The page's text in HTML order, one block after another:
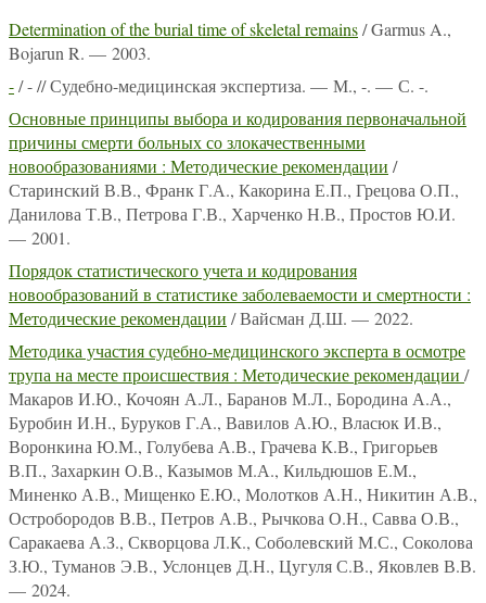
Determination of the burial time of skeletal remains/ Garmus A.,
Bojarun R. — 2003.
-/ - // Судебно-медицинская экспертиза. — М., -. — С. -.
Основные принципы выбора и кодирования первоначальной
причины смерти больных со злокачественными
новообразованиями : Методические рекомендации /
Старинский В.В., Франк Г.А., Какорина Е.П., Грецова О.П.,
Данилова Т.В., Петрова Г.В., Харченко Н.В., Простов Ю.И.
— 2001.
Порядок статистического учета и кодирования
новообразований в статистике заболеваемости и смертности :
Методические рекомендации / Вайсман Д.Ш. — 2022.
Методика участия судебно-медицинского эксперта в осмотре
трупа на месте происшествия : Методические рекомендации /
Макаров И.Ю., Кочоян А.Л., Баранов М.Л., Бородина А.А.,
Буробин И.Н., Буруков Г.А., Вавилов А.Ю., Власюк И.В.,
Воронкина Ю.М., Голубева А.В., Грачева К.В., Григорьев
В.П., Захаркин О.В., Казымов М.А., Кильдюшов Е.М.,
Миненко А.В., Мищенко Е.Ю., Молотков А.Н., Никитин А.В.,
Остробородов В.В., Петров А.В., Рычкова О.Н., Савва О.В.,
Саракаева А.З., Скворцова Л.К., Соболевский М.С., Соколова
З.Ю., Туманов Э.В., Услонцев Д.Н., Цугуля С.В., Яковлев В.В.
— 2024.